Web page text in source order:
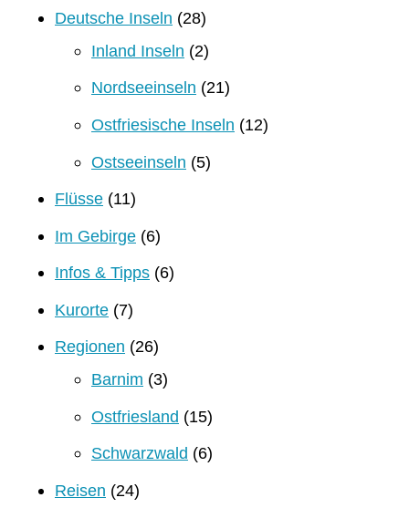
Deutsche Inseln (28)
Inland Inseln (2)
Nordseeinseln (21)
Ostfriesische Inseln (12)
Ostseeinseln (5)
Flüsse (11)
Im Gebirge (6)
Infos & Tipps (6)
Kurorte (7)
Regionen (26)
Barnim (3)
Ostfriesland (15)
Schwarzwald (6)
Reisen (24)